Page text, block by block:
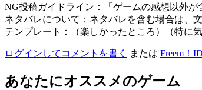
NG投稿ガイドライン：「ゲームの感想以外
ネタバレについて：ネタバレを含む場合は、
テンプレート：（楽しかったところ）（特に
ログインしてコメントを書く または Freem！
あなたにオススメのゲーム